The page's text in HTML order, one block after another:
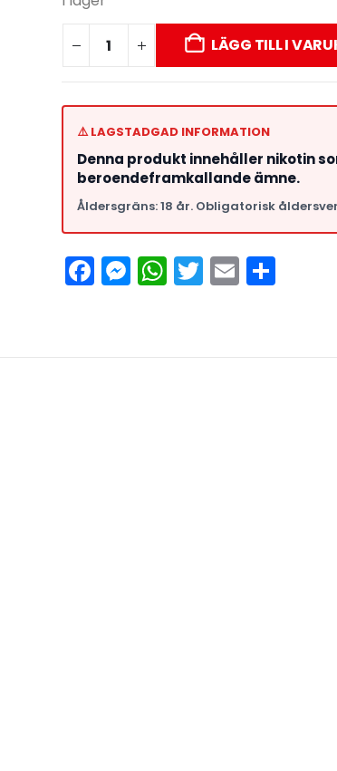
LÄGG TILL I
⚠️ LAGSTADGAD INFORMATION
Denna produkt innehåller nikotin
beroendeframkallande ämne.
Åldersgräns: 18 år. Obligatorisk
Facebook
Messenger
WhatsApp
Twitter
Email